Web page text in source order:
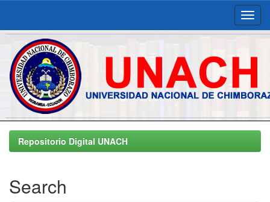
Skip
navigationRepositorio Digital UNACH
Search